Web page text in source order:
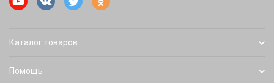
Каталог товаров
Помощь